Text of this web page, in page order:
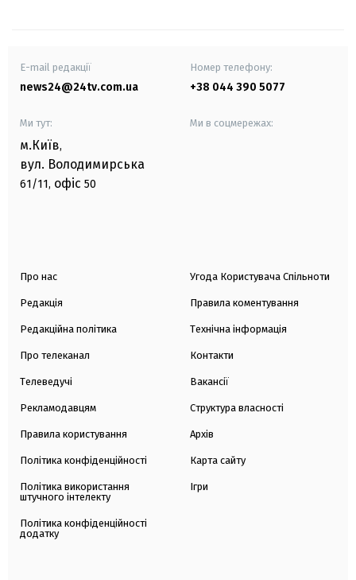
E-mail редакції
news24@24tv.com.ua
Номер телефону:
+38 044 390 5077
Ми тут:
м.Київ,
вул. Володимирська
61/11, офіс 50
Ми в соцмережах:
Про нас
Редакція
Редакційна політика
Про телеканал
Телеведучі
Рекламодавцям
Правила користування
Політика конфіденційності
Політика використання
штучного інтелекту
Політика конфіденційності
додатку
Угода Користувача Спільноти
Правила коментування
Технічна інформація
Контакти
Вакансії
Структура власності
Архів
Карта сайту
Ігри